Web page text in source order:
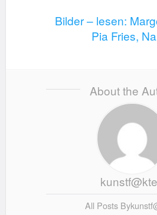
Bilder – lesen:
Pia Fries,
About the
All Posts By